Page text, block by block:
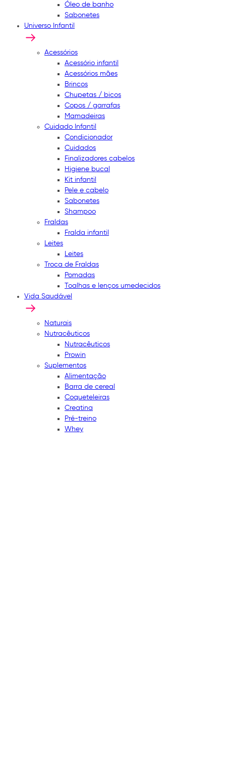
Óleo de banho
Sabonetes
Universo Infantil
Acessórios
Acessório infantil
Acessórios mães
Brincos
Chupetas / bicos
Copos / garrafas
Mamadeiras
Cuidado Infantil
Condicionador
Cuidados
Finalizadores cabelos
Higiene bucal
Kit infantil
Pele e cabelo
Sabonetes
Shampoo
Fraldas
Fralda infantil
Leites
Leites
Troca de Fraldas
Pomadas
Toalhas e lenços umedecidos
Vida Saudável
Naturais
Nutracêuticos
Nutracêuticos
Prowin
Suplementos
Alimentação
Barra de cereal
Coqueteleiras
Creatina
Pré-treino
Whey